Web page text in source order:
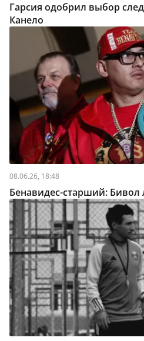
Гарсия одобрил выбор
Канело
08.06.26, 18:48
Бенавидес-старший: Бивол